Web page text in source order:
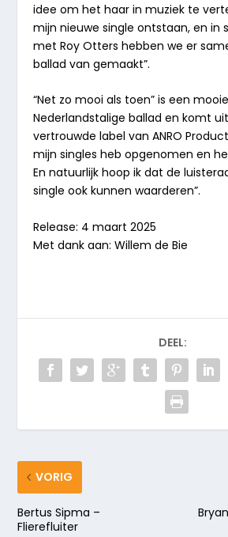
idee om het haar in muziek te
mijn nieuwe single ontstaan, en in
met Roy Otters hebben we er
ballad van gemaakt”.
“Net zo mooi als toen” is een mooie
Nederlandstalige ballad en komt
vertrouwde label van ANRO
mijn singles heb opgenomen en
En natuurlijk hoop ik dat de
single ook kunnen waarderen”.
Release: 4 maart 2025
Met dank aan: Willem de Bie
DEEL:
VORIG
Bertus Sipma –
Flierefluiter